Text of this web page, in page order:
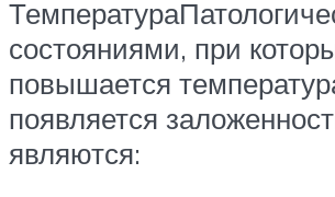
состояниями, при
повышается
появляется
являются: